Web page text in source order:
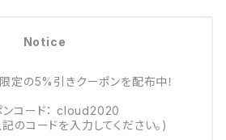
Notice
定の5%引きクーポンを配布中！
ンコード： cloud2020
のコードを入力してください。)